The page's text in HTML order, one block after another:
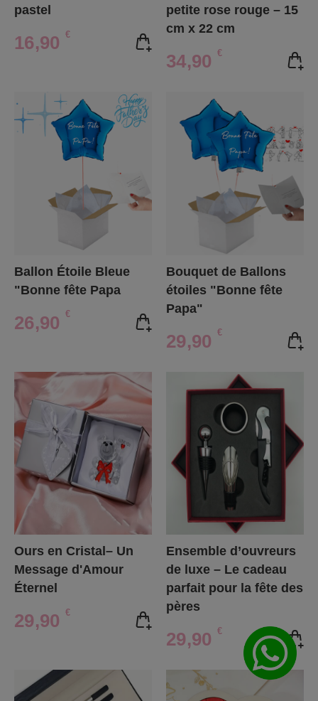
pastel
16,90 €
petite rose rouge – 15
cm x 22 cm
34,90 €
Ballon Étoile Bleue
"Bonne fête Papa
26,90 €
Bouquet de Ballons
étoiles "Bonne fête
Papa"
29,90 €
Ours en Cristal– Un
Message d'Amour
Éternel
29,90 €
Ensemble d’ouvreurs
de luxe – Le cadeau
parfait pour la fête des
pères
29,90 €